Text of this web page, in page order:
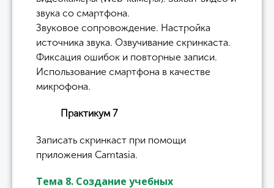
звука со смартфона.
Звуковое сопровождение. Настройка
источника звука. Озвучивание скринкаста.
Фиксация ошибок и повторные записи.
Использование смартфона в качестве
микрофона.
Практикум 7
Записать скринкаст при помощи
приложения Camtasia.
Тема 8. Создание учебных